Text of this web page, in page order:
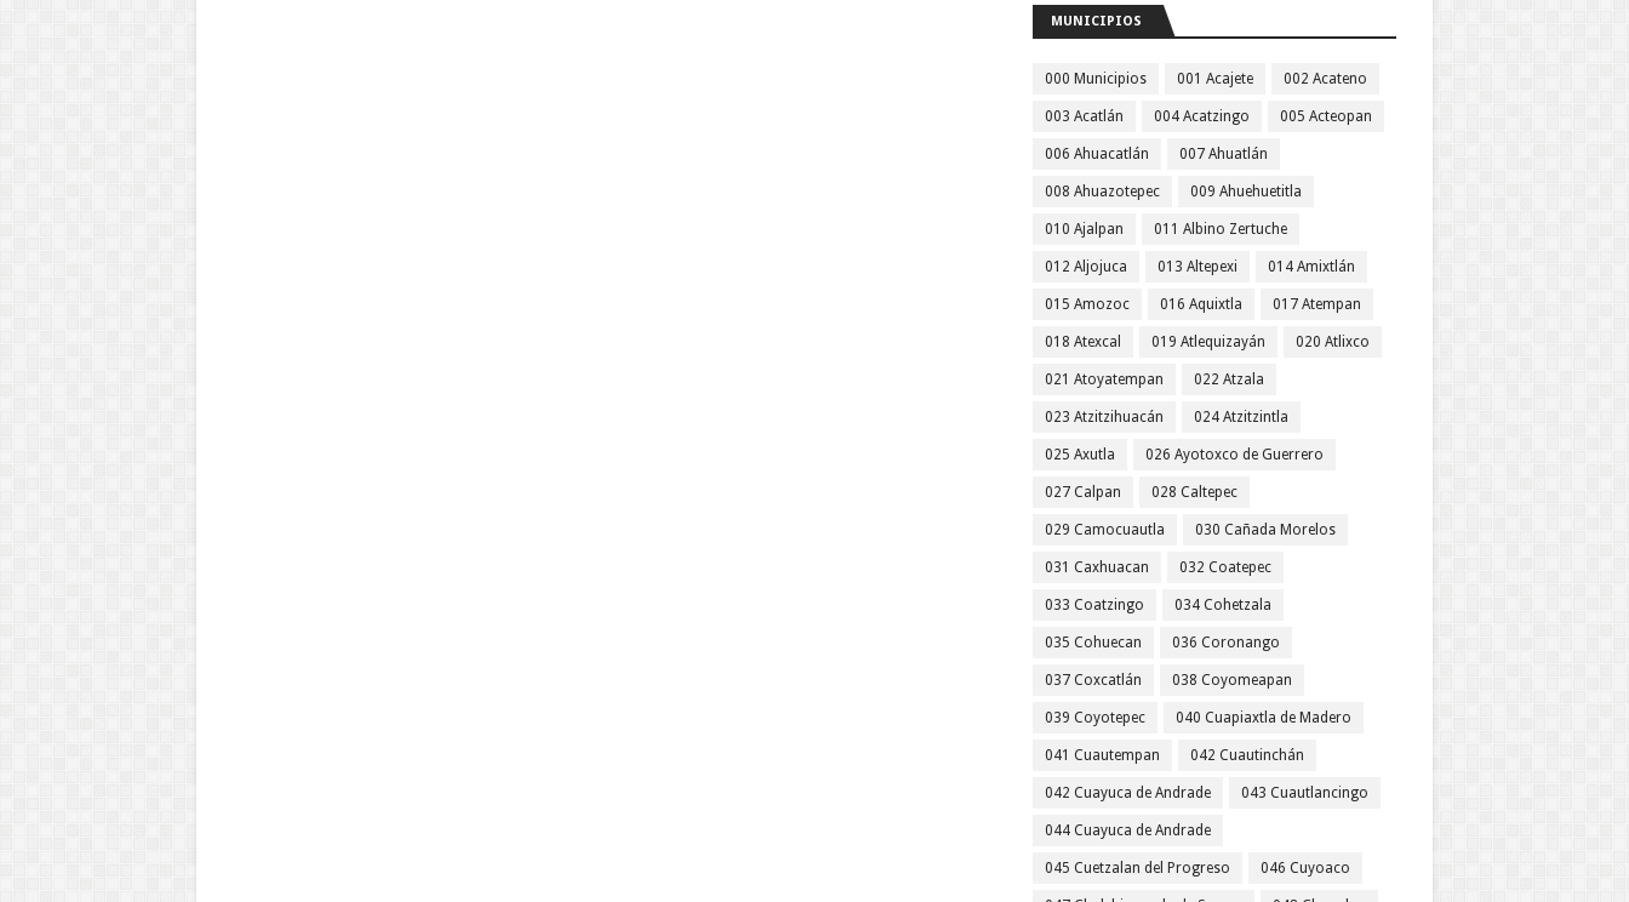
MUNICIPIOS
000 Municipios 001 Acajete 002 Acateno
003 Acatlán 004 Acatzingo 005 Acteopan
006 Ahuacatlán 007 Ahuatlán
008 Ahuazotepec 009 Ahuehuetitla
010 Ajalpan 011 Albino Zertuche
012 Aljojuca 013 Altepexi 014 Amixtlán
015 Amozoc 016 Aquixtla 017 Atempan
018 Atexcal 019 Atlequizayán 020 Atlixco
021 Atoyatempan 022 Atzala
023 Atzitzihuacán 024 Atzitzintla
025 Axutla 026 Ayotoxco de Guerrero
027 Calpan 028 Caltepec
029 Camocuautla 030 Cañada Morelos
031 Caxhuacan 032 Coatepec
033 Coatzingo 034 Cohetzala
035 Cohuecan 036 Coronango
037 Coxcatlán 038 Coyomeapan
039 Coyotepec 040 Cuapiaxtla de Madero
041 Cuautempan 042 Cuautinchán
042 Cuayuca de Andrade 043 Cuautlancingo
044 Cuayuca de Andrade
045 Cuetzalan del Progreso 046 Cuyoaco